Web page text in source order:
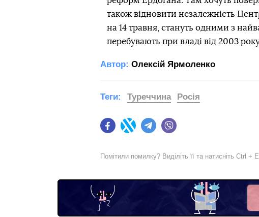
також відновити незалежність
на 14 травня, стануть одними з
перебувають при владі від 2003
Автор: Олексій Ярмоленко
FacebookTwitter Telegram
Теги: Туреччина Росія
Помітили помилку? Виділіть її та натисніть Ctrl +